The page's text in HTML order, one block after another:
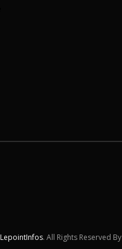
LepointInfos. All Rights Reserved By